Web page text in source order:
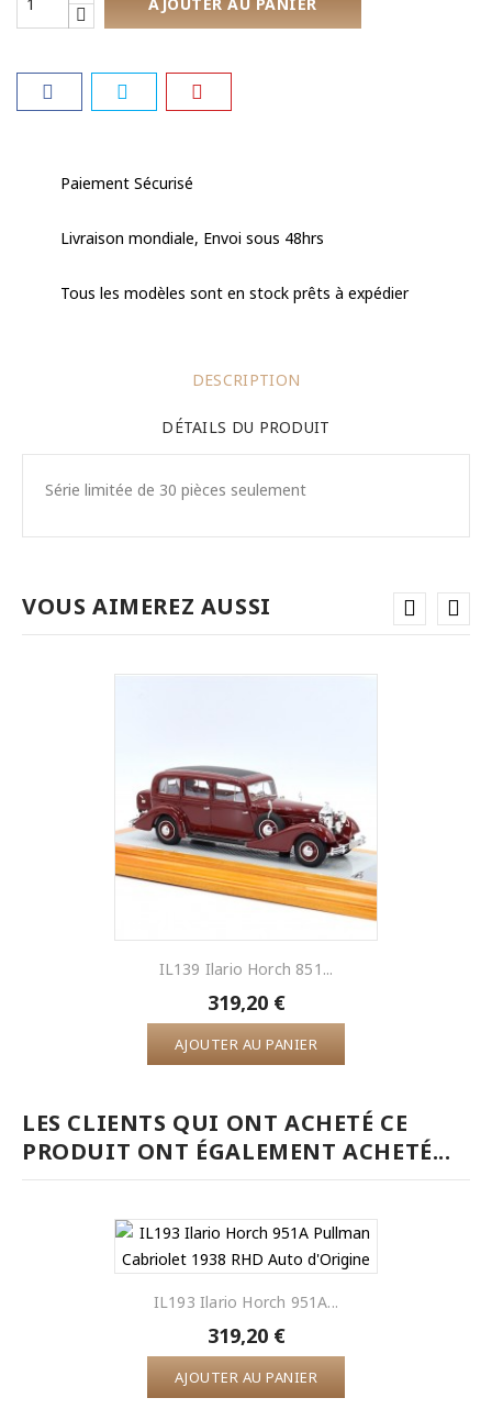
Paiement Sécurisé
Livraison mondiale, Envoi sous 48hrs
Tous les modèles sont en stock prêts à expédier
DESCRIPTION
DÉTAILS DU PRODUIT
Série limitée de 30 pièces seulement
VOUS AIMEREZ AUSSI
IL139 Ilario Horch 851...
319,20 €
AJOUTER AU PANIER
LES CLIENTS QUI ONT ACHETÉ CE
PRODUIT ONT ÉGALEMENT ACHETÉ...
IL193 Ilario Horch 951A...
319,20 €
AJOUTER AU PANIER